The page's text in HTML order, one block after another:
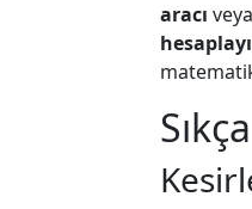
aracı veya